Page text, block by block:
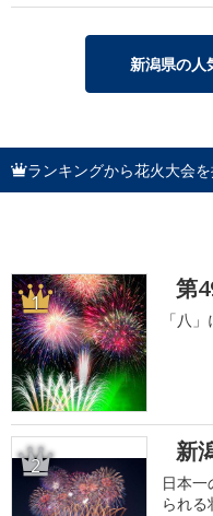
新潟県の人
ランキングから花火大会を
1 第
「八
2 新
日本
られる